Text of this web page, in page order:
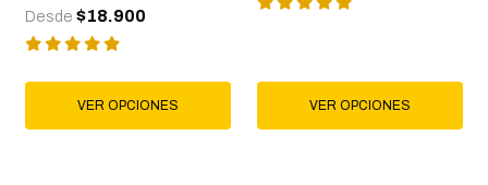
Desde $18.900
VER OPCIONES VER OPCIONES